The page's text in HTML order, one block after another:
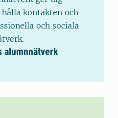
kontakten och
och sociala
alumnnätverk